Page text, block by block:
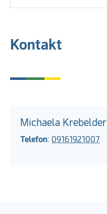
Kontakt
Michaela Krebelder
Telefon: 09161921007